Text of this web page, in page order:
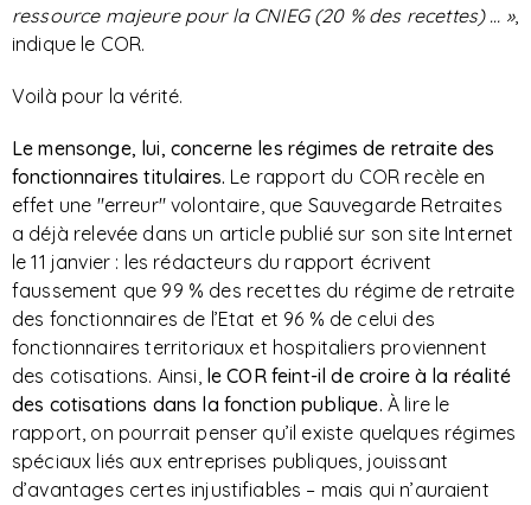
ressource majeure pour la CNIEG (20 % des recettes) … »,
indique le COR.
Voilà pour la vérité.
Le mensonge, lui, concerne les régimes de retraite des
fonctionnaires titulaires. Le rapport du COR recèle en
effet une "erreur" volontaire, que Sauvegarde Retraites
a déjà relevée dans un article publié sur son site Internet
le 11 janvier : les rédacteurs du rapport écrivent
faussement que 99 % des recettes du régime de retraite
des fonctionnaires de l’Etat et 96 % de celui des
fonctionnaires territoriaux et hospitaliers proviennent
des cotisations. Ainsi,le COR feint-il de croire à la réalité
des cotisations dans la fonction publique. À lire le
rapport, on pourrait penser qu’il existe quelques régimes
spéciaux liés aux entreprises publiques, jouissant
d’avantages certes injustifiables – mais qui n’auraient